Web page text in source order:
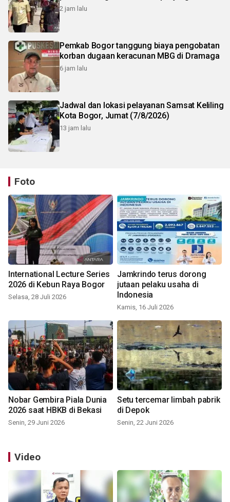
2 jam lalu
Pemkab Bogor tanggung biaya pengobatan
korban dugaan keracunan MBG di Dramaga
6 jam lalu
Jadwal dan lokasi pelayanan Samsat Keliling
Kota Bogor, Jumat (7/8/2026)
13 jam lalu
Foto
International Lecture Series
2026 di Kebun Raya Bogor
Selasa, 28 Juli 2026
Jamkrindo terus dorong
jutaan pelaku usaha di
Indonesia
Kamis, 16 Juli 2026
Nobar Gembira Piala Dunia
2026 saat HBKB di Bekasi
Senin, 29 Juni 2026
Setu tercemar limbah pabrik
di Depok
Senin, 22 Juni 2026
Video